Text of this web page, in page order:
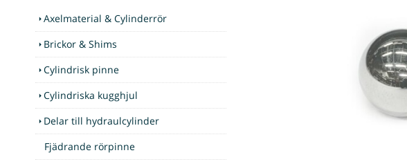
Axelmaterial & Cylinderrör
Brickor & Shims
Cylindrisk pinne
Cylindriska kugghjul
Delar till hydraulcylinder
Fjädrande rörpinne